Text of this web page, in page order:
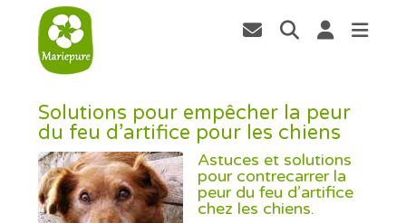
Solutions pour empêcher la peur
du feu d’artifice pour les chiens
Astuces et solutions
pour contrecarrer la
peur du feu d’artifice
chez les chiens.